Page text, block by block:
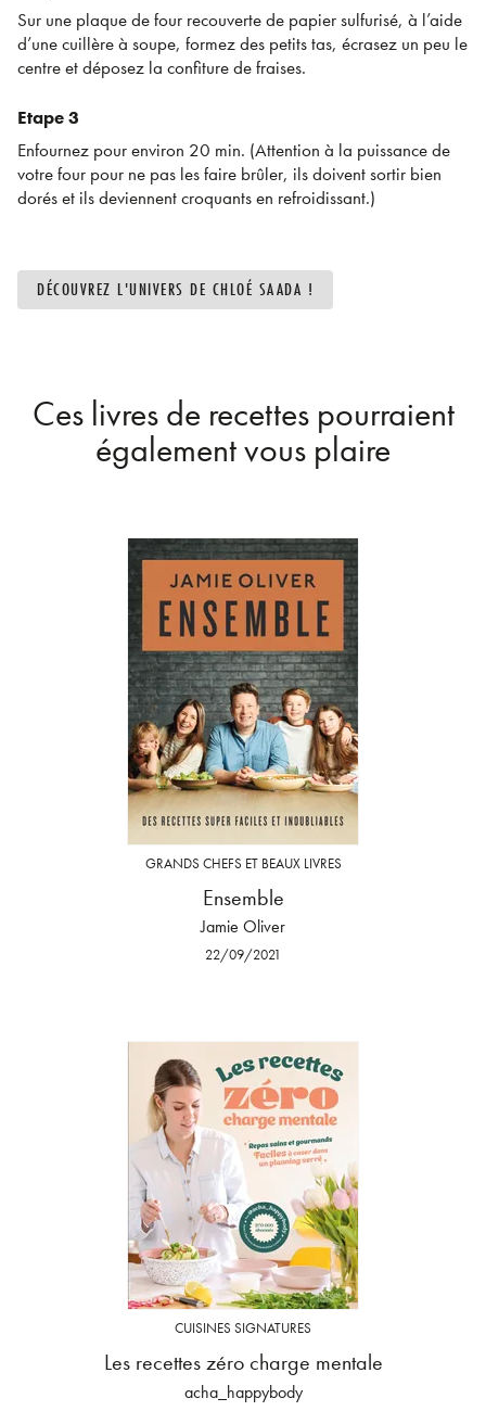
Sur une plaque de four recouverte de papier sulfurisé, à l’aide
d’une cuillère à soupe, formez des petits tas, écrasez un peu le
centre et déposez la confiture de fraises.
Etape 3
Enfournez pour environ 20 min. (Attention à la puissance de
votre four pour ne pas les faire brûler, ils doivent sortir bien
dorés et ils deviennent croquants en refroidissant.)
DÉCOUVREZ L'UNIVERS DE CHLOÉ SAADA !
Ces livres de recettes pourraient
également vous plaire
GRANDS CHEFS ET BEAUX LIVRES
Ensemble
Jamie Oliver
22/09/2021
CUISINES SIGNATURES
Les recettes zéro charge mentale
acha_happybody